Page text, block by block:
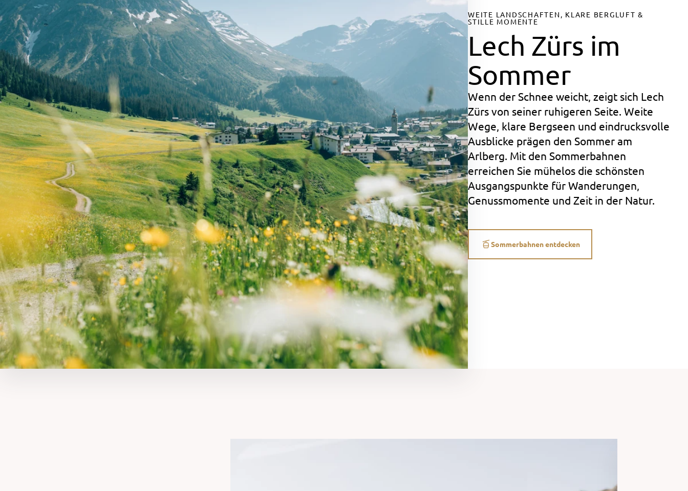
WEITE LANDSCHAFTEN, KLARE BERGLUFT &
STILLE MOMENTE
Lech Zürs im
Sommer
Wenn der Schnee weicht, zeigt sich Lech
Zürs von seiner ruhigeren Seite. Weite
Wege, klare Bergseen und eindrucksvolle
Ausblicke prägen den Sommer am
Arlberg. Mit den Sommerbahnen
erreichen Sie mühelos die schönsten
Ausgangspunkte für Wanderungen,
Genussmomente und Zeit in der Natur.
Sommerbahnen entdecken